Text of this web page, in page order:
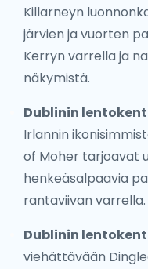
Killarneyn
järvien ja vuorten
Kerryn varrella ja
näkymistä.
Dublinin
Irlannin
of Moher tarjoavat
henkeäsalpaavia
rantaviivan varrella.
Dublinin
viehättävään